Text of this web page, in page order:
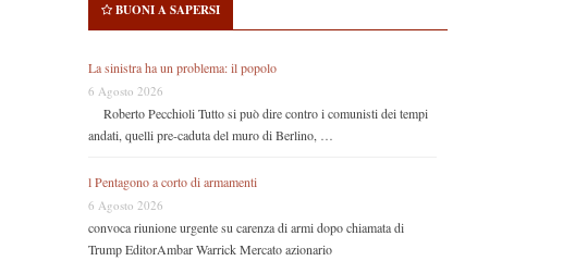
BUONI A SAPERSI
La sinistra ha un problema: il popolo
6 Agosto 2026
Roberto Pecchioli Tutto si può dire contro i comunisti dei tempi
andati, quelli pre-caduta del muro di Berlino, …
l Pentagono a corto di armamenti
6 Agosto 2026
convoca riunione urgente su carenza di armi dopo chiamata di
Trump EditorAmbar Warrick Mercato azionario